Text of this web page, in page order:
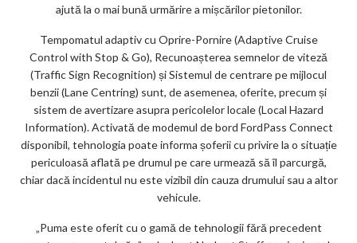
ajută la o mai bună urmărire a mișcărilor pietonilor.
Tempomatul adaptiv cu Oprire-Pornire (Adaptive Cruise
Control with Stop & Go), Recunoașterea semnelor de viteză
(Traffic Sign Recognition) și Sistemul de centrare pe mijlocul
benzii (Lane Centring) sunt, de asemenea, oferite, precum și
sistem de avertizare asupra pericolelor locale (Local Hazard
Information). Activată de modemul de bord FordPass Connect
disponibil, tehnologia poate informa șoferii cu privire la o situație
periculoasă aflată pe drumul pe care urmează să îl parcurgă,
chiar dacă incidentul nu este vizibil din cauza drumului sau a altor
vehicule.
„Puma este oferit cu o gamă de tehnologii fără precedent